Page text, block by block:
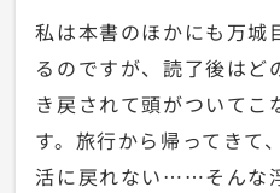
私は本書のほかにも万城
るのですが、読了後はど
き戻されて頭がついてこ
す。旅行から帰ってきて
活に戻れない……そんな